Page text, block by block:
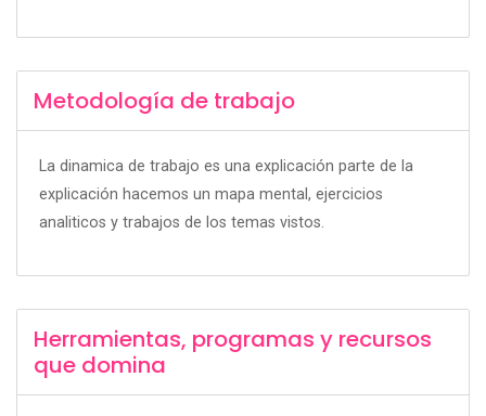
Metodología de trabajo
La dinamica de trabajo es una explicación parte de la
explicación hacemos un mapa mental, ejercicios
analiticos y trabajos de los temas vistos.
Herramientas, programas y recursos
que domina